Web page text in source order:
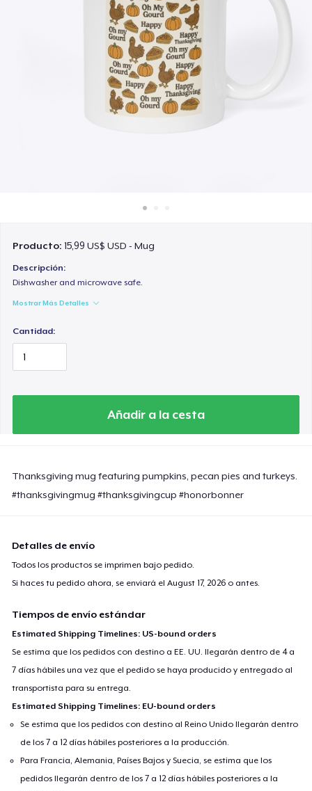
Venda en todas partes
Venda lo que sea
Producto:15,99 US$ USD - Mug
Descripción:
Dishwasher and microwave safe.
Mostrar Más Detalles
Cantidad:
Añadir a la cesta
Thanksgiving mug featuring pumpkins, pecan pies and turkeys.
#thanksgivingmug #thanksgivingcup #honorbonner
Detalles de envío
Todos los productos se imprimen bajo pedido.
Si haces tu pedido ahora, se enviará elAugust 17, 2026 o antes.
Tiempos de envío estándar
Estimated Shipping Timelines: US-bound orders
Se estima que los pedidos con destino a EE. UU. llegarán dentro de 4 a
7 días hábiles una vez que el pedido se haya producido y entregado al
transportista para su entrega.
Estimated Shipping Timelines: EU-bound orders
Se estima que los pedidos con destino al Reino Unido llegarán dentro
de los 7 a 12 días hábiles posteriores a la producción.
Para Francia, Alemania, Países Bajos y Suecia, se estima que los
pedidos llegarán dentro de los 7 a 12 días hábiles posteriores a la